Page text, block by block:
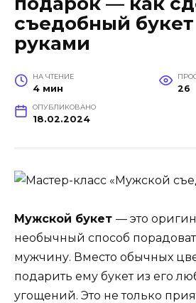
съедобный
руками
НА ЧТЕНИЕ
4 мин 26
ОПУБЛИКОВАНО
18.02.2024
Мужской букет — это
необычный способ
мужчину. Вместо обычных
подарить ему букет из его
угощений. Это не только